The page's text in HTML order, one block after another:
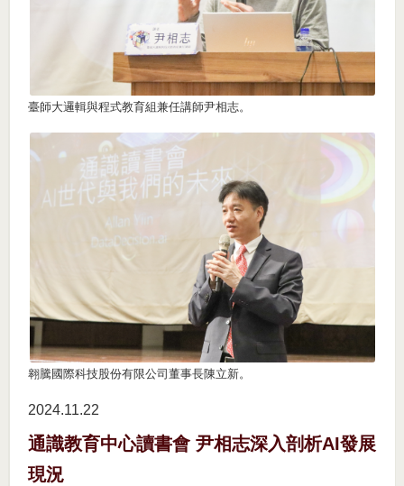
臺師大邏輯與程式教育組兼任講師尹相志。
翱騰國際科技股份有限公司董事長陳立新。
2024.11 22
通識教育中心讀書會 尹相志深入剖析AI發展
現況